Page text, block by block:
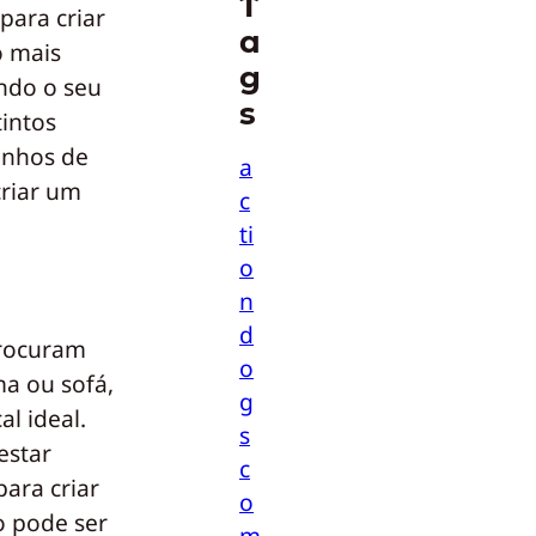
criar
mais
o seu
de
um
ou sofá,
ideal.
criar
pode ser
a
g
s
a
c
ti
o
n
d
o
g
s
c
o